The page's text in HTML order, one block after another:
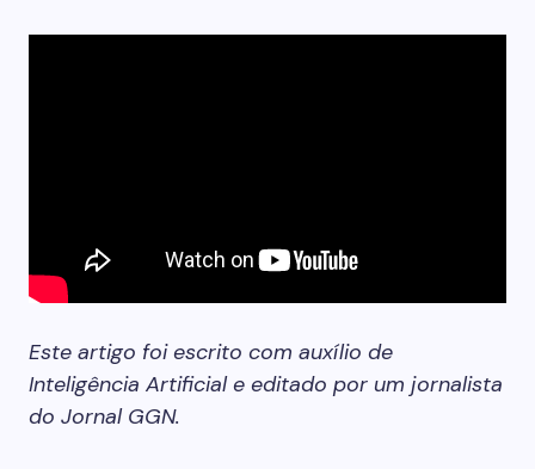
Este artigo foi escrito com auxílio de
Inteligência Artificial e editado por um jornalista
do Jornal GGN.